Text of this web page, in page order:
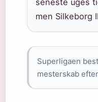
seneste uges
men Silkeborg
Superligaen
mesterskab